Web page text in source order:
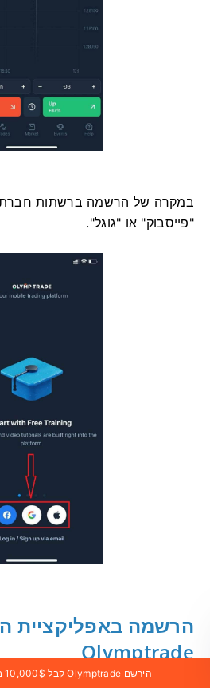
במקרה של הרשמה ברשתות
"פייסבוק" או "גוגל".
הרשמה באפליקציית
Olymptrade
הירשם Olymptrade קבל 10,000$ בחינם לחשבון DEMO